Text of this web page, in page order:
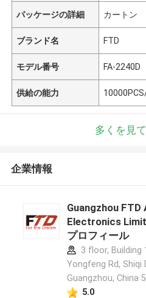
パッケージの詳細 カートン
ブランド名 FTD
モデル番号 FA-2240D
供給の能力
多くを見
企業情報
Guangzhou FTD
Electronics
プロフィール
3 floor, Building
Yongfeng Rd, Shiqi
Guangzhou, China
5.0